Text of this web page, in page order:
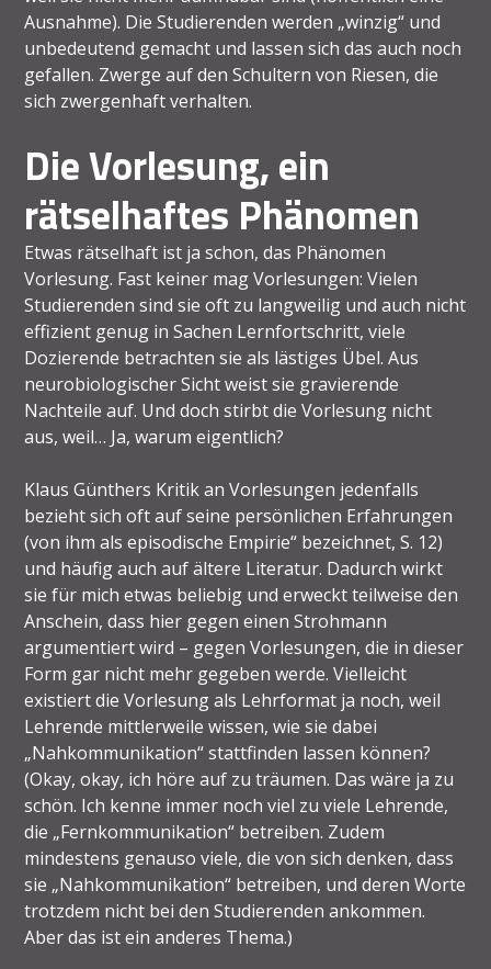
Ausnahme). Die Studierenden werden „winzig“ und
unbedeutend gemacht und lassen sich das auch noch
gefallen. Zwerge auf den Schultern von Riesen, die
sich zwergenhaft verhalten.
Die Vorlesung, ein
rätselhaftes Phänomen
Etwas rätselhaft ist ja schon, das Phänomen
Vorlesung. Fast keiner mag Vorlesungen: Vielen
Studierenden sind sie oft zu langweilig und auch nicht
effizient genug in Sachen Lernfortschritt, viele
Dozierende betrachten sie als lästiges Übel. Aus
neurobiologischer Sicht weist sie gravierende
Nachteile auf. Und doch stirbt die Vorlesung nicht
aus, weil… Ja, warum eigentlich?
Klaus Günthers Kritik an Vorlesungen jedenfalls
bezieht sich oft auf seine persönlichen Erfahrungen
(von ihm als episodische Empirie“ bezeichnet, S. 12)
und häufig auch auf ältere Literatur. Dadurch wirkt
sie für mich etwas beliebig und erweckt teilweise den
Anschein, dass hier gegen einen Strohmann
argumentiert wird – gegen Vorlesungen, die in dieser
Form gar nicht mehr gegeben werde. Vielleicht
existiert die Vorlesung als Lehrformat ja noch, weil
Lehrende mittlerweile wissen, wie sie dabei
„Nahkommunikation“ stattfinden lassen können?
(Okay, okay, ich höre auf zu träumen. Das wäre ja zu
schön. Ich kenne immer noch viel zu viele Lehrende,
die „Fernkommunikation“ betreiben. Zudem
mindestens genauso viele, die von sich denken, dass
sie „Nahkommunikation“ betreiben, und deren Worte
trotzdem nicht bei den Studierenden ankommen.
Aber das ist ein anderes Thema.)